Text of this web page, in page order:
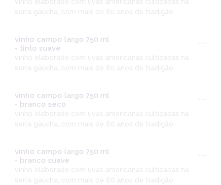
serra gaúcha, com mais de 80 anos de tradição
vinho campo largo 750 ml
- tinto suave
---
vinho elaborado com uvas americanas culticadas na
serra gaúcha, com mais de 80 anos de tradição
vinho campo largo 750 ml
- branco seco
---
vinho elaborado com uvas americanas culticadas na
serra gaúcha, com mais de 80 anos de tradição
vinho campo largo 750 ml
- branco suave
---
vinho elaborado com uvas americanas culticadas na
serra gaúcha, com mais de 80 anos de tradição